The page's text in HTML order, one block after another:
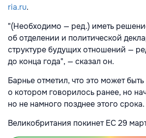
ria.ru.
"(Необходимо — ред.) иметь
об отделении и политической
структуре будущих отношений —
до конца года", — сказал он.
Барнье отметил, что это может быть
о котором говорилось ранее, но
но не намного позднее этого срока.
Великобритания покинет ЕС 29